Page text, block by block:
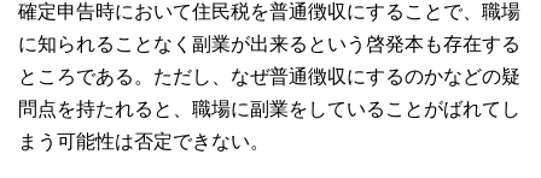
確定申告時において住民税を普通徴収にすることで、職場
に知られることなく副業が出来るという啓発本も存在する
ところである。ただし、なぜ普通徴収にするのかなどの疑
問点を持たれると、職場に副業をしていることがばれてし
まう可能性は否定できない。